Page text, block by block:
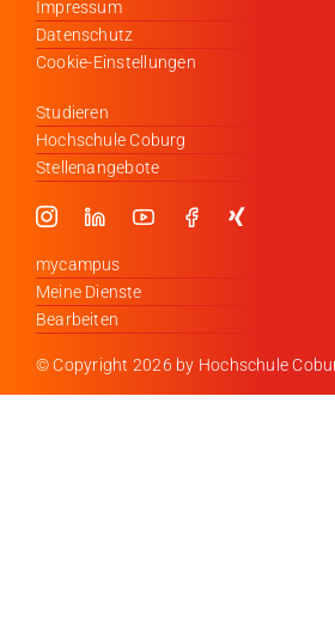
Impressum
Datenschutz
Cookie-Einstellungen
Studieren
Hochschule Coburg
Stellenangebote
mycampus
Meine Dienste
Bearbeiten
© Copyright 2026 by Hochschule